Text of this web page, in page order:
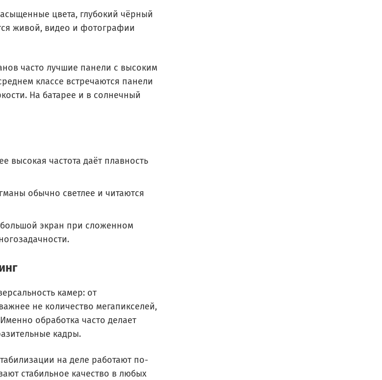
цвета, глубокий чёрный
живой, видео и фотографии
часто лучшие панели с высоким
классе встречаются панели
На батарее и в солнечный
высокая частота даёт плавность
обычно светлее и читаются
экран при сложенном
камер: от
не количество мегапикселей,
обработка часто делает
кадры.
на деле работают по-
стабильное качество в любых